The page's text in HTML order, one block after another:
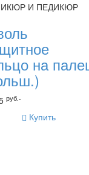
И ПЕДИКЮР
на
руб.-
Купить